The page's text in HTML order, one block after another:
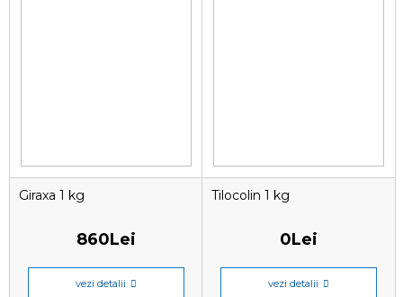
Giraxa 1 kg
860Lei
vezi detalii
Tilocolin 1 kg
0Lei
vezi detalii